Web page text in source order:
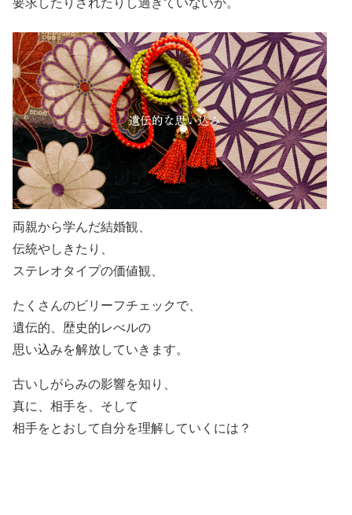
両親から学んだ結婚観、
伝統やしきたり、
ステレオタイプの価値観、
たくさんのビリーフチェックで、
遺伝的、歴史的レべルの
思い込みを解放していきます。
古いしがらみの影響を知り、
真に、相手を、そして
相手をとおして自分を理解していくには？